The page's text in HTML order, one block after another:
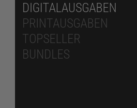
DIGITALAUSGABEN
PRINTAUSGABEN
TOPSELLER
BUNDLES